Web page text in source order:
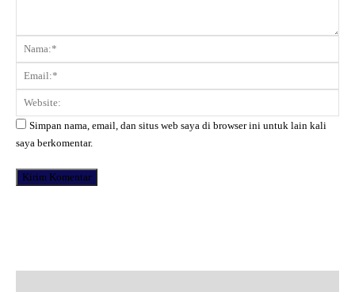
Komentar:
Simpan nama, email, dan situs web saya di browser ini untuk lain kali
saya berkomentar.